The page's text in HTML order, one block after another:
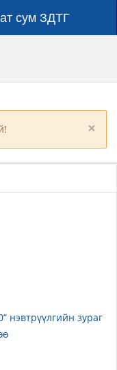
сум ЗДТГ
×
нэвтрүүлгийн зураг